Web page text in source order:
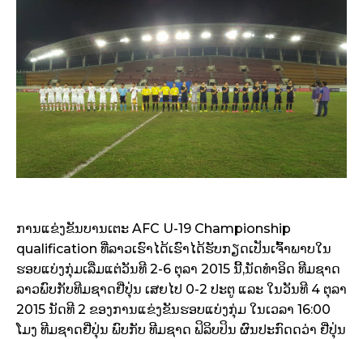
ການແຂ່ງຂັນບານເຕະ AFC U-19 Championship
qualification ທີ່ລາວເຮົາໄດ້ເຮົາໄດ້ຮັບກຽດເປັນເຈົ້າພາບໃນ
ຮອບແບ່ງກຸ່ມເລີ່ມແຕ່ວັນທີ 2-6 ຕຸລາ 2015​ ນີ້,ນັດທຳອິດ ທີມຊາດ
ລາວພົບກັບທີມຊາດຢີ່ປຸ່ນ ເສຍໄປ 0-2 ປະຕູ ແລະ ໃນວັນທີ 4 ຕຸລາ
2015 ນັດທີ 2 ຂອງການແຂ່ງຂັນຮອບແບ່ງກຸ່ມ ໃນເວລາ 16:00
ໂມງ ທີມຊາດຢີ່ປຸ່ນ ພົບກັບ ທີມຊາດ ຟິລິບປິນ ຜົນປະກົດດວ່າ ຢີ່ປຸ່ນ